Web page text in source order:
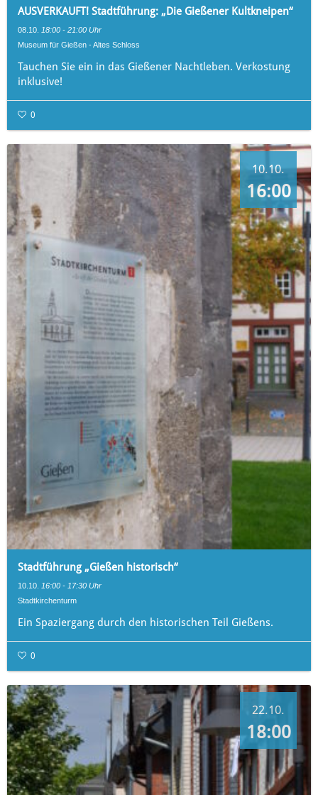
AUSVERKAUFT! Stadtführung: „Die Gießener Kultkneipen“
08.10. 18:00 - 21:00 Uhr
Museum für Gießen - Altes Schloss
Tauchen Sie ein in das Gießener Nachtleben. Verkostung
inklusive!
0
10.10.
16:00
Stadtführung „Gießen historisch“
10.10. 16:00 - 17:30 Uhr
Stadtkirchenturm
Ein Spaziergang durch den historischen Teil Gießens.
0
22.10.
18:00